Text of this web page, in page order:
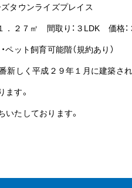
タウンライズプレイス
．２７㎡ 間取り：３LDK 価格：
ペット飼育可能階（規約あり）
新しく平成２９年１月に建築さ
す。
たしております。